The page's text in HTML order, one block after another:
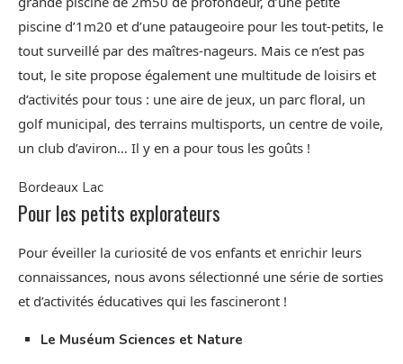
piscine d’1m20 et d’une pataugeoire pour les tout-petits, le
tout surveillé par des maîtres-nageurs. Mais ce n’est pas
tout, le site propose également une multitude de loisirs et
d’activités pour tous : une aire de jeux, un parc floral, un
golf municipal, des terrains multisports, un centre de voile,
un club d’aviron… Il y en a pour tous les goûts !
Bordeaux Lac
Pour les petits explorateurs
Pour éveiller la curiosité de vos enfants et enrichir leurs
connaissances, nous avons sélectionné une série de sorties
et d’activités éducatives qui les fascineront !
Le Muséum Sciences et Nature